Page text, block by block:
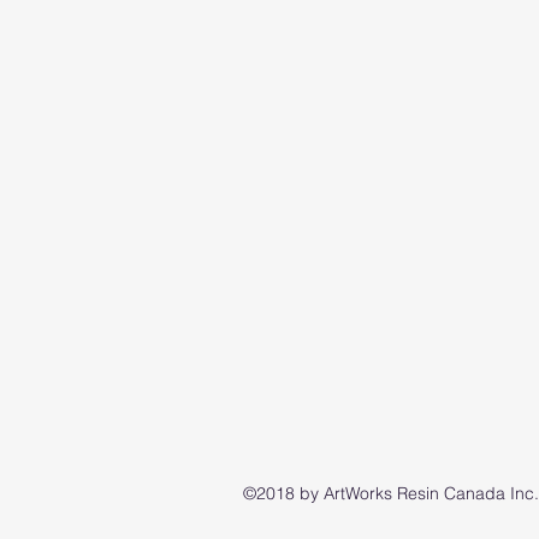
©2018 by ArtWorks Resin Canada